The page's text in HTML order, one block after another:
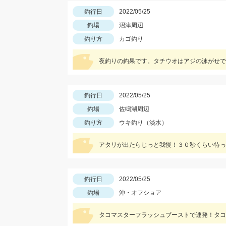
釣行日
2022/05/25
釣場
沼津周辺
釣り方
カゴ釣り
夜釣りの釣果です。タチウオはアジの泳がせ
釣行日
2022/05/25
釣場
佐鳴湖周辺
釣り方
ウキ釣り（淡水）
アタリが出たらじっと我慢！３０秒くらい待
釣行日
2022/05/25
釣場
沖・オフショア
タコマスターフラッシュブーストで連発！タ